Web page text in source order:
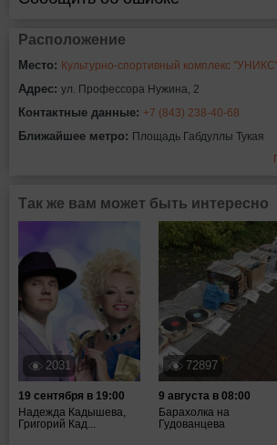
Расположение
Место: Культурно-спортивный комплекс
Адрес: ул. Профессора Нужина, 2
Контактные данные: +7 (843) 238-40-68
Ближайшее метро: Площадь Габдуллы Тукая
Так же вам может быть интересно
2031
19 сентября в 19:00
Надежда Кадышева,
Григорий Кад...
72897
9 августа в 08:00
Барахолка на
Гудованцева